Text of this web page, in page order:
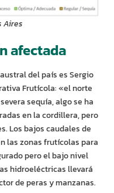
Aires
afectada
del país es Sergio
Frutícola: «el norte
sequía, algo se ha
en la cordillera, pero
Los bajos caudales de
las zonas frutícolas para
pero el bajo nivel
hidroeléctricas llevará
de peras y manzanas.